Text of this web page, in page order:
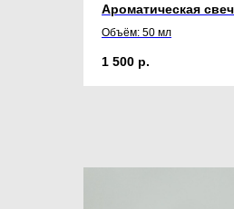
Ароматическая
Объём: 50 мл
1 500 р.